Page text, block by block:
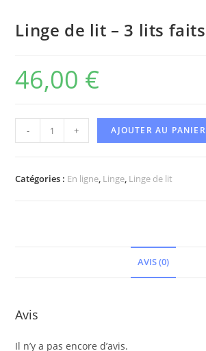
Linge de lit – 3 lits faits
46,00 €
- + AJOUTER AU PANIER
Catégories : En ligne, Linge, Linge de lit
AVIS (0)
Avis
Il n’y a pas encore d’avis.